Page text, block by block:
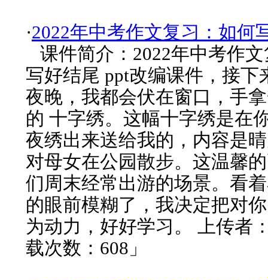
·2022年中考作文复习：如何
课件简介：2022年中考作
写好结尾 ppt改编课件，接下
夜晚，我都会伏在窗口，手
的 十字绣。这幅十字绣是在
夜绣出来送给我的，内容是
对母女在公园散步。这温馨
们周末经常出游的场景。看
的眼前模糊了，我决定把对
为动力，好好学习。 上传者
载次数：608」